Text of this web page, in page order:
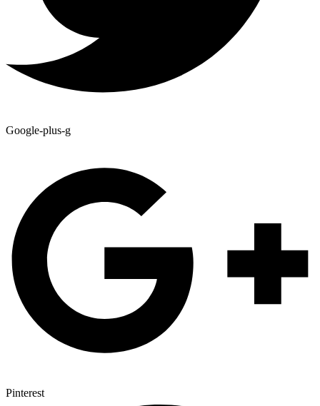
Google-plus-g
Pinterest